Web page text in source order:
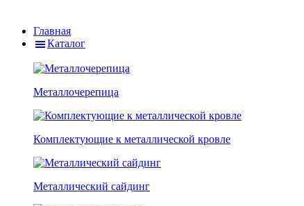
Главная
Каталог
Металлочерепица
Комплектующие к металлической кровле
Металлический сайдинг